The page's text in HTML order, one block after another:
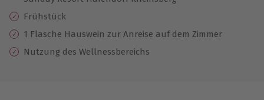
Frühstück
1 Flasche Hauswein zur Anreise auf dem Zimmer
Nutzung des Wellnessbereichs